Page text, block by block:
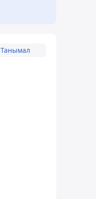
Танымал